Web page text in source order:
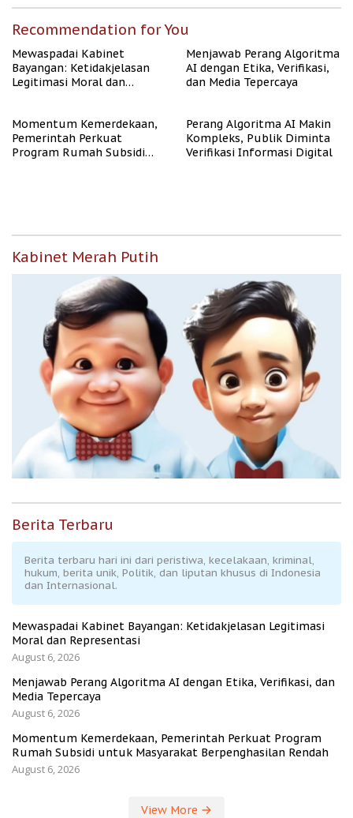
Recommendation for You
Mewaspadai Kabinet
Bayangan: Ketidakjelasan
Legitimasi Moral dan
Menjawab Perang Algoritma
AI dengan Etika, Verifikasi,
dan Media Tepercaya
Momentum Kemerdekaan,
Pemerintah Perkuat
Program Rumah Subsidi
Perang Algoritma AI Makin
Kompleks, Publik Diminta
Verifikasi Informasi Digital
Kabinet Merah Putih
Berita Terbaru
Berita terbaru hari ini dari peristiwa, kecelakaan, kriminal,
hukum, berita unik, Politik, dan liputan khusus di Indonesia
dan Internasional.
Mewaspadai Kabinet Bayangan: Ketidakjelasan Legitimasi
Moral dan Representasi
August 6, 2026
Menjawab Perang Algoritma AI dengan Etika, Verifikasi, dan
Media Tepercaya
August 6, 2026
Momentum Kemerdekaan, Pemerintah Perkuat Program
Rumah Subsidi untuk Masyarakat Berpenghasilan Rendah
August 6, 2026
View More